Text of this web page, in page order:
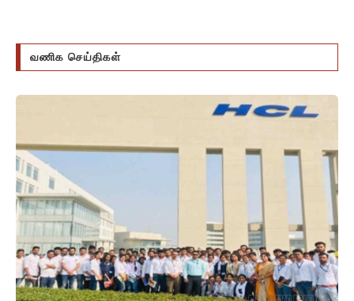
வணிக செய்திகள்